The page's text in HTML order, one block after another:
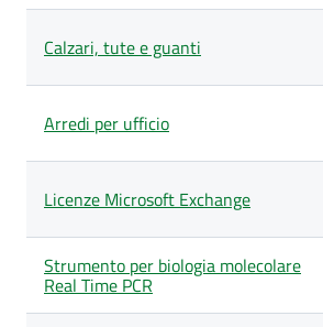
Calzari, tute e guanti
Arredi per ufficio
Licenze Microsoft Exchange
Strumento per biologia molecolare
Real Time PCR